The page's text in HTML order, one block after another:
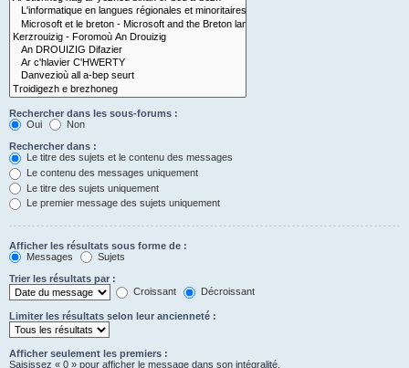
Rechercher dans les sous-forums :
Oui
Non
Rechercher dans :
Le titre des sujets et le contenu des messages
Le contenu des messages uniquement
Le titre des sujets uniquement
Le premier message des sujets uniquement
Afficher les résultats sous forme de :
Messages
Sujets
Trier les résultats par :
Croissant
Décroissant
Limiter les résultats selon leur ancienneté :
Afficher seulement les premiers :
Saisissez « 0 » pour afficher le message dans son intégralité.